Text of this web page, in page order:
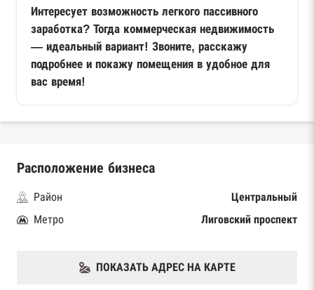
Интересует возможность легкого пассивного
заработка? Тогда коммерческая недвижимость
— идеальный вариант! Звоните, расскажу
подробнее и покажу помещения в удобное для
вас время!
Расположение бизнеса
Район
Центральный
Метро
Лиговский проспект
ПОКАЗАТЬ АДРЕС НА КАРТЕ